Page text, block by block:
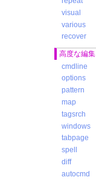
visual
various
recover
高度な編集
cmdline
options
pattern
map
tagsrch
windows
tabpage
spell
diff
autocmd